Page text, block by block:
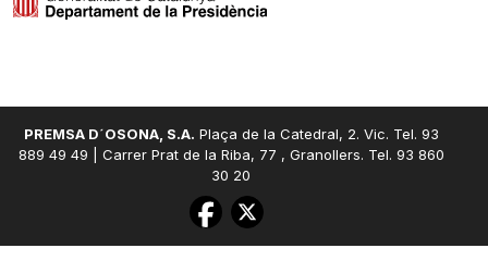
PREMSA D´OSONA, S.A. Plaça de la Catedral, 2. Vic. Tel. 93
889 49 49 | Carrer Prat de la Riba, 77 , Granollers. Tel. 93 860
30 20